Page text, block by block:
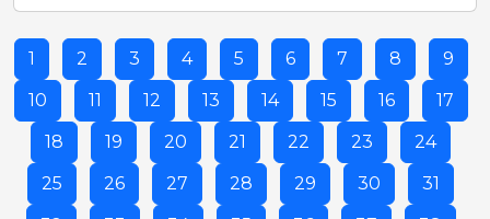
1 2 3 4 5 6 7 8
9
10
11 12 13 14 15 16
17
18
19 20 21 22 23
24
25
26 27 28 29 30
31